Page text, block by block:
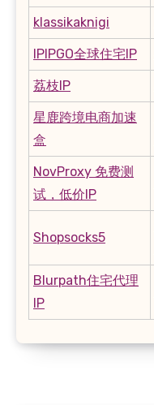
klassikaknigi
IPIPGO全球住宅IP
荔枝IP
星鹿跨境电商加速
盒
NovProxy 免费测
试，低价IP
Shopsocks5
Blurpath住宅代理
IP